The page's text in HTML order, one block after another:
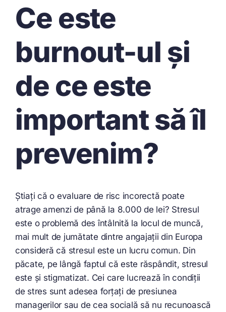
Ce este
burnout-ul și
de ce este
important să îl
prevenim?
Știați că o evaluare de risc incorectă poate
atrage amenzi de până la 8.000 de lei? Stresul
este o problemă des întâlnită la locul de muncă,
mai mult de jumătate dintre angajații din Europa
consideră că stresul este un lucru comun. Din
păcate, pe lângă faptul că este răspândit, stresul
este și stigmatizat. Cei care lucrează în condiții
de stres sunt adesea forțați de presiunea
managerilor sau de cea socială să nu recunoască